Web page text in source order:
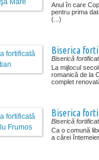
Anul în care
pentru prima
(...)
Biserica
Biserică
La mijlocul
romanică de la
complet
Biserica
Biserică
Ca o comună
a cărei